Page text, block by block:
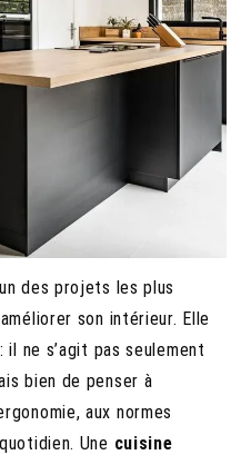
des projets les plus
son intérieur. Elle
ne s’agit pas seulement
bien de penser à
aux normes
Une cuisine